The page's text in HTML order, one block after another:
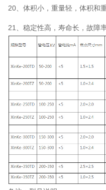
20、体积小，重量轻，体积和
21 、稳定性高，寿命长，故障率